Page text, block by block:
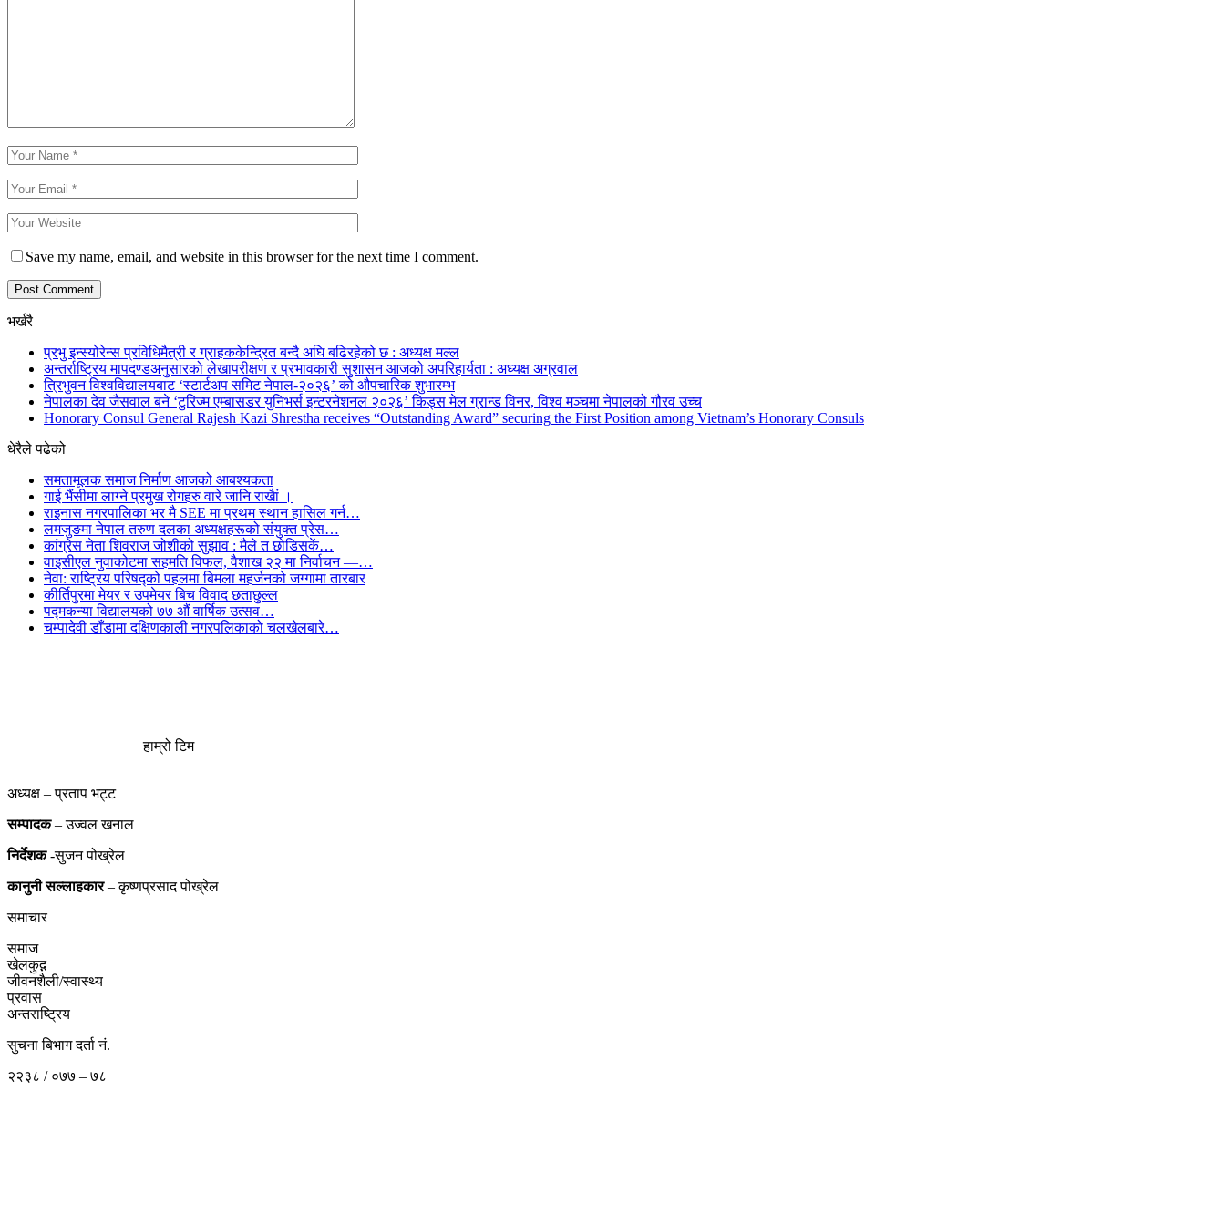
Save my name, email, and website in this browser for the next time I comment.
भर्खरै
प्रभु इन्स्योरेन्स प्रविधिमैत्री र ग्राहककेन्द्रित बन्दै अघि बढिरहेको छ : अध्यक्ष मल्ल
अन्तर्राष्ट्रिय मापदण्डअनुसारको लेखापरीक्षण र प्रभावकारी सुशासन आजको अपरिहार्यता : अध्यक्ष अग्रवाल
त्रिभुवन विश्वविद्यालयबाट ‘स्टार्टअप समिट नेपाल-२०२६’ को औपचारिक शुभारम्भ
नेपालका देव जैसवाल बने ‘टुरिज्म एम्बासडर युनिभर्स इन्टरनेशनल २०२६’ किड्स मेल ग्रान्ड विनर, विश्व मञ्चमा नेपालको गौरव उच्च
Honorary Consul General Rajesh Kazi Shrestha receives “Outstanding Award” securing the First Position among Vietnam’s Honorary Consuls
धेरैले पढेको
समतामूलक समाज निर्माण आजको आबश्यकता
गाई भैंसीमा लाग्ने प्रमुख रोगहरु वारे जानि राखैां ।
राइनास नगरपालिका भर मै SEE मा प्रथम स्थान हासिल गर्न…
लमजुङमा नेपाल तरुण दलका अध्यक्षहरूको संयुक्त प्रेस…
कांग्रेस नेता शिवराज जोशीको सुझाव : मैले त छोडिसकें…
वाइसीएल नुवाकोटमा सहमति विफल, वैशाख २२ मा निर्वाचन —…
नेवा: राष्ट्रिय परिषद्को पहलमा बिमला महर्जनको जग्गामा तारबार
कीर्तिपुरमा मेयर र उपमेयर बिच विवाद छताछुल्ल
पद्मकन्या विद्यालयको ७७ औं ‌‌वार्षिक ‌उत्सव…
चम्पादेवी डाँडामा दक्षिणकाली नगरपलिकाको चलखेलबारे…
हाम्रो टिम
अध्यक्ष – प्रताप भट्ट
सम्पादक– उज्वल खनाल
निर्देशक-सुजन पोख्रेल
कानुनी सल्लाहकार– कृष्णप्रसाद पोख्रेल
समाचार
समाज
खेलकुद़़
जीवनशैली/स्वास्थ्य
प्रवास
अन्तराष्ट्रिय
सुचना बिभाग दर्ता नं.
२२३८ / ०७७ – ७८